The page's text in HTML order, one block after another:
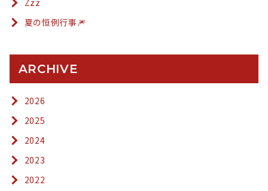
Zzz
夏の恒例行事🎆
ARCHIVE
2026
2025
2024
2023
2022